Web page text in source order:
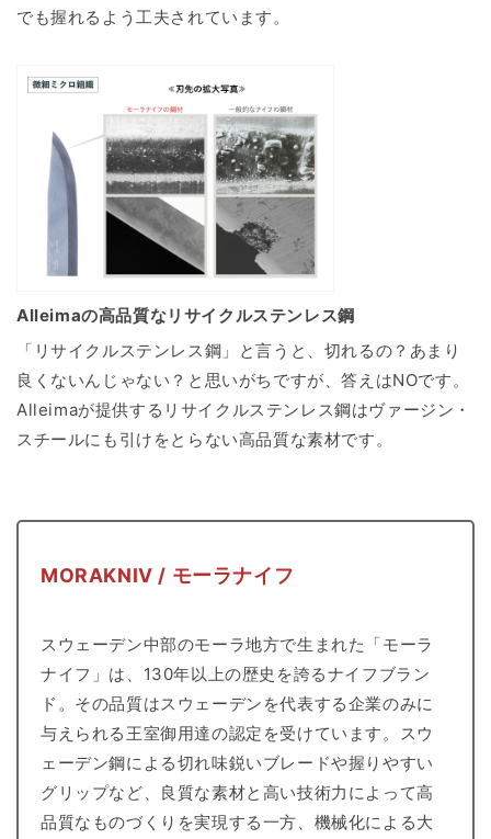
でも握れるよう工夫されています。
Alleimaの高品質なリサイクルステンレス鋼
「リサイクルステンレス鋼」と言うと、切れるの？あまり
良くないんじゃない？と思いがちですが、答えはNOです。
Alleimaが提供するリサイクルステンレス鋼はヴァージン・
スチールにも引けをとらない高品質な素材です。
MORAKNIV / モーラナイフ
スウェーデン中部のモーラ地方で生まれた「モーラ
ナイフ」は、130年以上の歴史を誇るナイフブラン
ド。その品質はスウェーデンを代表する企業のみに
与えられる王室御用達の認定を受けています。スウ
ェーデン鋼による切れ味鋭いブレードや握りやすい
グリップなど、良質な素材と高い技術力によって高
品質なものづくりを実現する一方、機械化による大